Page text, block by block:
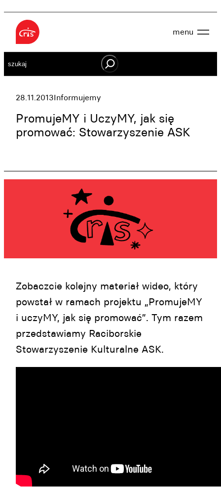
Przejdź
treści
menu
Aktualności
Wspieraj nas
OWES
Oferta
Szukaj
28.11.2013Informujemy
PromujeMY i UczyMY, jak się
promować: Stowarzyszenie ASK
Zobaczcie kolejny materiał wideo, który
powstał w ramach projektu „PromujeMY
i uczyMY, jak się promować”. Tym razem
przedstawiamy Raciborskie
Stowarzyszenie Kulturalne ASK.